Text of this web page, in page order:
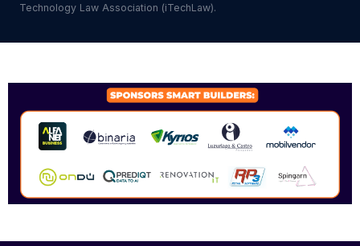
Technology Law Association (iTechLaw).